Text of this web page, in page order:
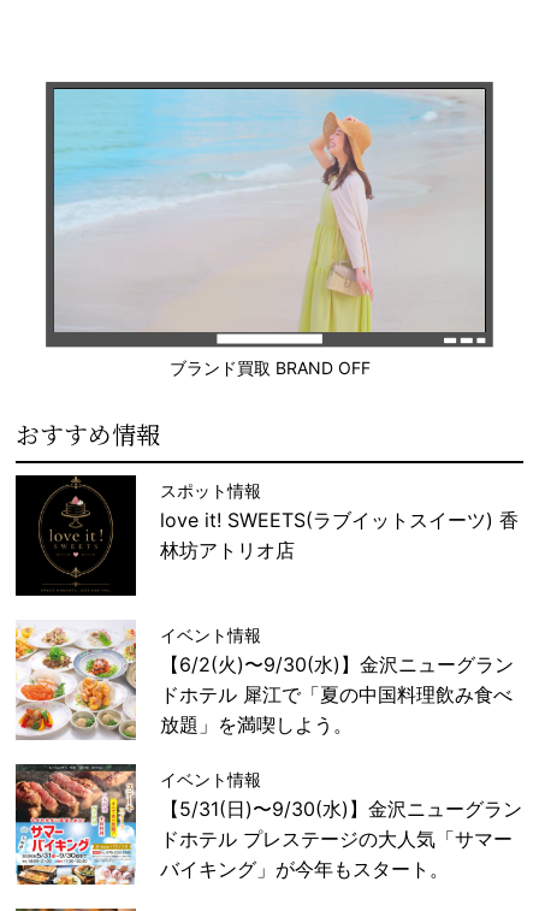
ブランド買取 BRAND OFF
おすすめ情報
スポット情報
love it! SWEETS(ラブイットスイーツ) 香
林坊アトリオ店
イベント情報
【6/2(火)〜9/30(水)】金沢ニューグラン
ドホテル 犀江で「夏の中国料理飲み食べ
放題」を満喫しよう。
イベント情報
【5/31(日)〜9/30(水)】金沢ニューグラン
ドホテル プレステージの大人気「サマー
バイキング」が今年もスタート。